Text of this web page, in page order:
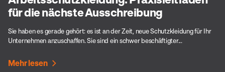
für die nächste Ausschreibung
Sie haben es gerade gehört: es ist an der Zeit, neue Schutzkleidung für Ihr
Unternehmen anzuschaffen. Sie sind ein schwer beschäftigter...
Mehr lesen